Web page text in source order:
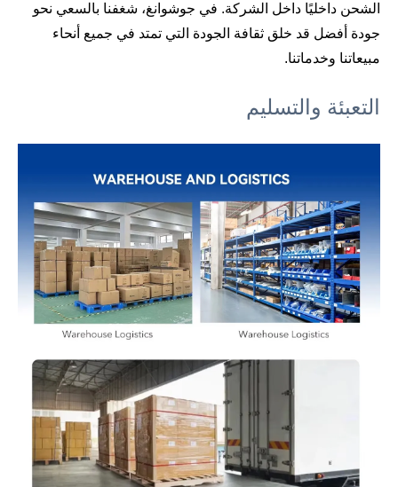
الشحن داخليًا داخل الشركة. في جوشوانغ، شغفنا بالسعي نحو
جودة أفضل قد خلق ثقافة الجودة التي تمتد في جميع أنحاء
مبيعاتنا وخدماتنا.
التعبئة والتسليم